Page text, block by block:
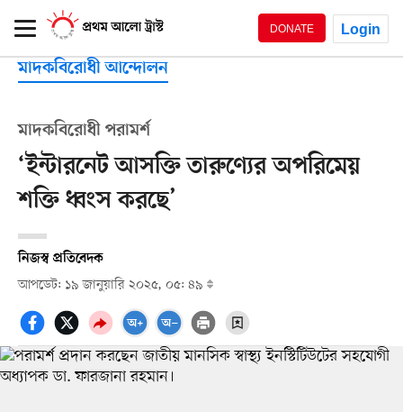
DONATE Login
মাদকবিরোধী আন্দোলন
মাদকবিরোধী পরামর্শ
‘ইন্টারনেট আসক্তি তারুণ্যের অপরিমেয়
শক্তি ধ্বংস করছে’
নিজস্ব প্রতিবেদক
আপডেট: ১৯ জানুয়ারি ২০২৫, ০৫: ৪৯